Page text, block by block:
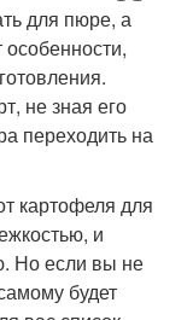
для пюре, а
не зная его
переходить на
картофеля для
и
Но если вы не
будет